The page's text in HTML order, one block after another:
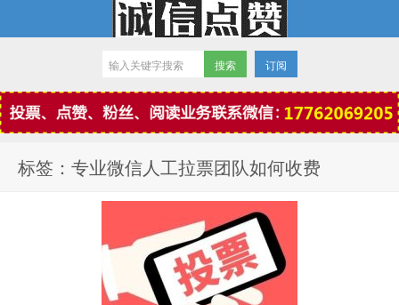
微信点赞
订阅
标签：专业微信人工拉票团队如何收费